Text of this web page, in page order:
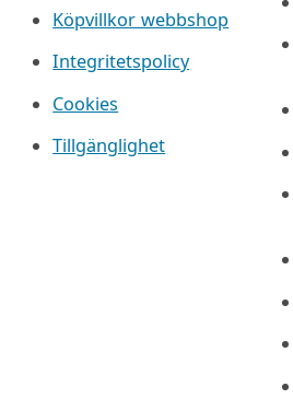
Köpvillkor webbshop
Integritetspolicy
Cookies
Tillgänglighet